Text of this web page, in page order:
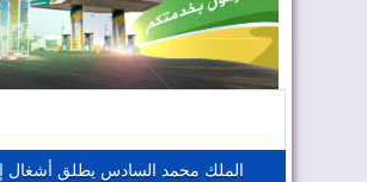
المغرب يعزز موقعه في
الملك محمد السادس يطلق أشغال